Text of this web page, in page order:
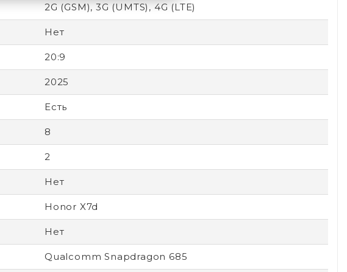
2G (GSM), 3G (UMTS), 4G (LTE)
Нет
20:9
2025
Есть
8
2
Нет
Honor X7d
Нет
Qualcomm Snapdragon 685